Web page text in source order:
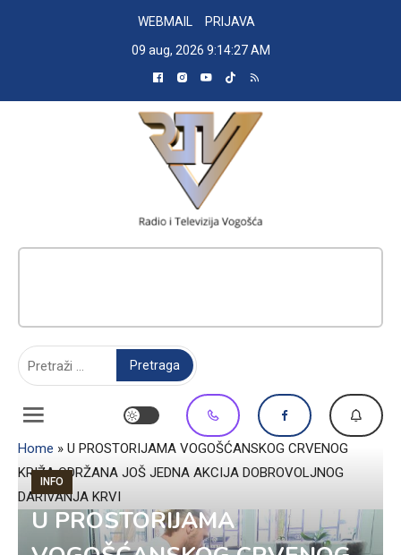
WEBMAIL
PRIJAVA
09 aug, 2026 9:14:28 AM
Home » U PROSTORIJAMA VOGOŠĆANSKOG CRVENOG
KRIŽA ODRŽANA JOŠ JEDNA AKCIJA DOBROVOLJNOG
DARIVANJA KRVI
INFO
U PROSTORIJAMA